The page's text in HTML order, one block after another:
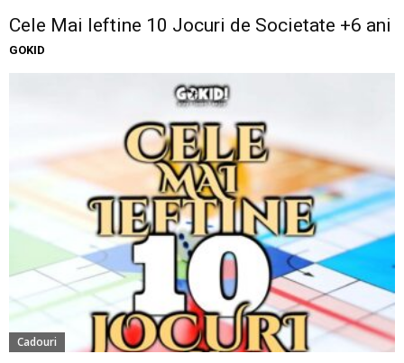
Cele Mai Ieftine 10 Jocuri de Societate +6 ani
GOKID
Cadouri